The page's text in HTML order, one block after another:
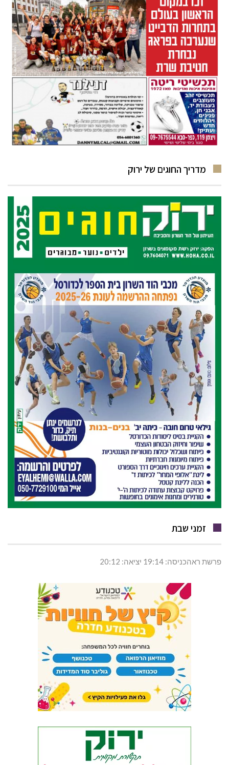
מדריך החוגים של ירוק
זמני שבת
פרשת ראהכניסה: 19:14 יציאה: 20:12